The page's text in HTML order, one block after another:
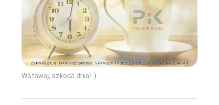
Wstawaj, szkoda dnia! :)